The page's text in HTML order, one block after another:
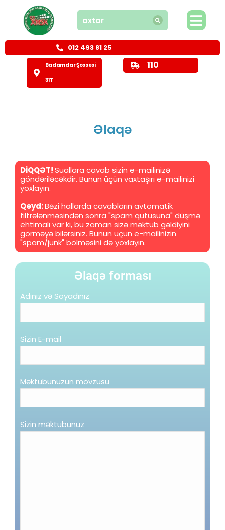
012 493 81 25
Badamdar Şossesi
31T
110
Əlaqə
DİQQƏT!Suallara cavab sizin e-mailinizə
göndəriləcəkdir. Bunun üçün vaxtaşırı e-mailinizi
yoxlayın.
Qeyd:Bəzi hallarda cavabların avtomatik
filtrələnməsindən sonra "spam qutusuna" düşmə
ehtimalı var ki, bu zaman sizə məktub gəldiyini
görməyə bilərsiniz. Bunun üçün e-mailinizin
"spam/junk" bölməsini də yoxlayın.
Əlaqə forması
Adınız və Soyadınız
Sizin E-mail
Məktubunuzun mövzusu
Sizin məktubunuz